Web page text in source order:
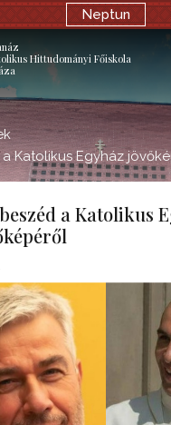
Neptun
Hittudományi Főiskola
Katolikus Egyház
a Katolikus